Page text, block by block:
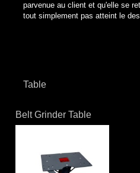
parvenue au client et qu'elle se
tout simplement pas atteint le
Table
Belt Grinder Table